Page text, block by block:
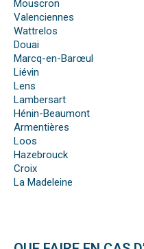
Mouscron
Valenciennes
Wattrelos
Douai
Marcq-en-Barœul
Liévin
Lens
Lambersart
Hénin-Beaumont
Armentières
Loos
Hazebrouck
Croix
La Madeleine